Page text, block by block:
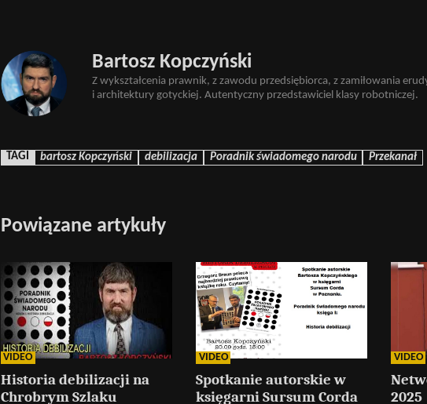
Bartosz Kopczyński
Z wykształcenia prawnik, z zawodu przedsiębiorca, z zamiłowania
i architektury gotyckiej. Autentyczny przedstawiciel klasy robotniczej.
TAGI bartosz Kopczyński debilizacja Poradnik świadomego narodu Przekanał
Powiązane artykuły
VIDEO
Historia debilizacji na
Chrobrym Szlaku
VIDEO
Spotkanie autorskie w
księgarni Sursum Corda
VIDEO
2025